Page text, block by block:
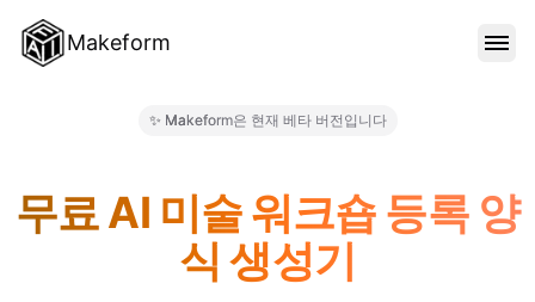
Makeform
✨ Makeform은 현재 베타 버전입니다
무료 AI 미술 워크숍 등록 양
식 생성기